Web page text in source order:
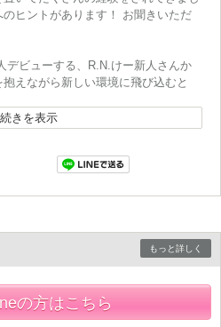
ヒントがあります！ お聞きいただ
デビューする、R.N.けー新人さんか
えながら新しい環境に飛び込むと
kando/
続きを表示
もっと詳しく
の方はこちら